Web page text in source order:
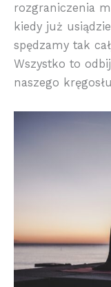
rozgraniczenia
kiedy już
spędzamy tak
Wszystko to
naszego